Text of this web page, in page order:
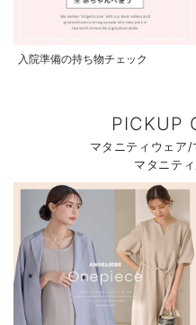
入院準備の持ち物チェック
PICKUP
マタニティウェア
マタニテ